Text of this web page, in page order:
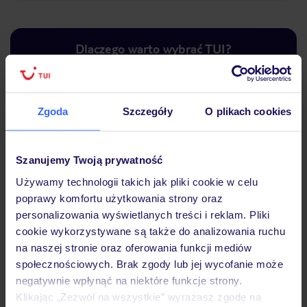
Zgoda Szczegóły O plikach cookies
Szanujemy Twoją prywatność
Używamy technologii takich jak pliki cookie w celu
poprawy komfortu użytkowania strony oraz
personalizowania wyświetlanych treści i reklam. Pliki
cookie wykorzystywane są także do analizowania ruchu
na naszej stronie oraz oferowania funkcji mediów
społecznościowych. Brak zgody lub jej wycofanie może
negatywnie wpłynąć na niektóre funkcje strony.
Klikając „Zezwól na wszystkie” wyrażasz zgodę na
Dlaczego warto wybrać TUI?
podróży w Polsce
Hotel
Pokoje